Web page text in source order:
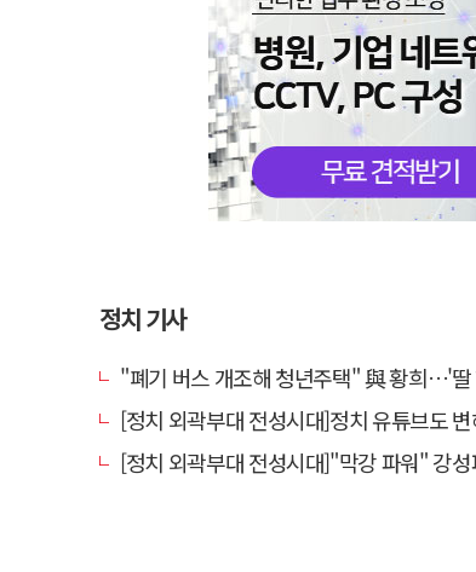
정치 기사
"폐기 버스 개조해 청년주택" 與 황희…'딸 학비
[정치 외곽부대 전성시대]정치 유튜브도 변해야
[정치 외곽부대 전성시대]"막강 파워" 강성파에 휘둘리는 여야 …"이슈 메